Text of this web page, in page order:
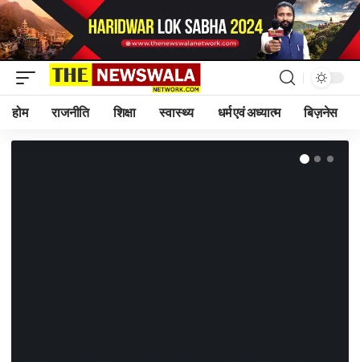
होम राजनीति शिक्षा स्वास्थ्य धर्म एवं अध्यात्म बिज़नेस